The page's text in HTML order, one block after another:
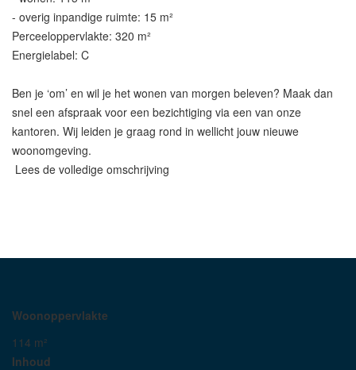
- overig inpandige ruimte: 15 m²
Perceeloppervlakte: 320 m²
Energielabel: C
Ben je ‘om’ en wil je het wonen van morgen beleven? Maak dan
snel een afspraak voor een bezichtiging via een van onze
kantoren. Wij leiden je graag rond in wellicht jouw nieuwe
woonomgeving.
Lees de volledige omschrijving
Woonoppervlakte
114 m²
Inhoud